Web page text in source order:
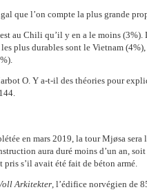
que l’on compte la plus grande
au Chili qu’il y en a le moins (3%).
plus durables sont le Vietnam
O. Y a-t-il des théories pour
en mars 2019, la tour Mjøsa
aura duré moins d’un an,
pris s’il avait été fait de béton armé.
Arkitekter, l’édifice norvégien de